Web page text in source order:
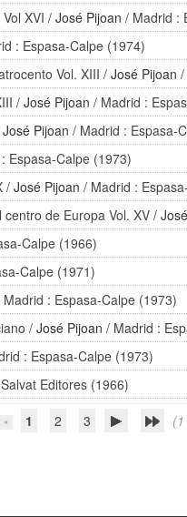
XVI /José Pijoan / Madrid :
: Espasa-Calpe (1974)
Vol. XIII /José Pijoan
/José Pijoan / Madrid :
José Pijoan / Madrid : Espasa-
Espasa-Calpe (1973)
/José Pijoan / Madrid :
de Europa Vol. XV /
Calpe (1966)
Calpe (1971)
Madrid : Espasa-Calpe (1973)
/José Pijoan / Madrid :
: Espasa-Calpe (1973)
Editores (1966)
1
2 3